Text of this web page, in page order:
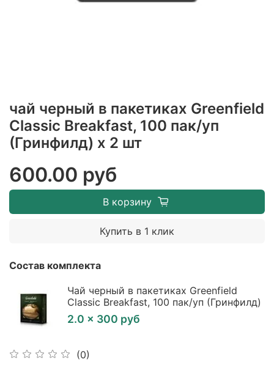
чай черный в пакетиках Greenfield
Classic Breakfast, 100 пак/уп
(Гринфилд) х 2 шт
(0)
600.00 руб
В корзину
Купить в 1 клик
Состав комплекта
Чай черный в пакетиках Greenfield
Classic Breakfast, 100 пак/уп (Гринфилд)
2.0 × 300 руб